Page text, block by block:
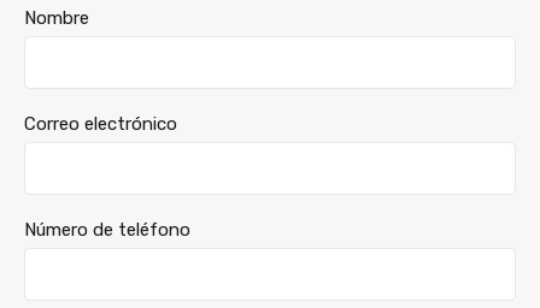
Nombre
Correo electrónico
Número de teléfono